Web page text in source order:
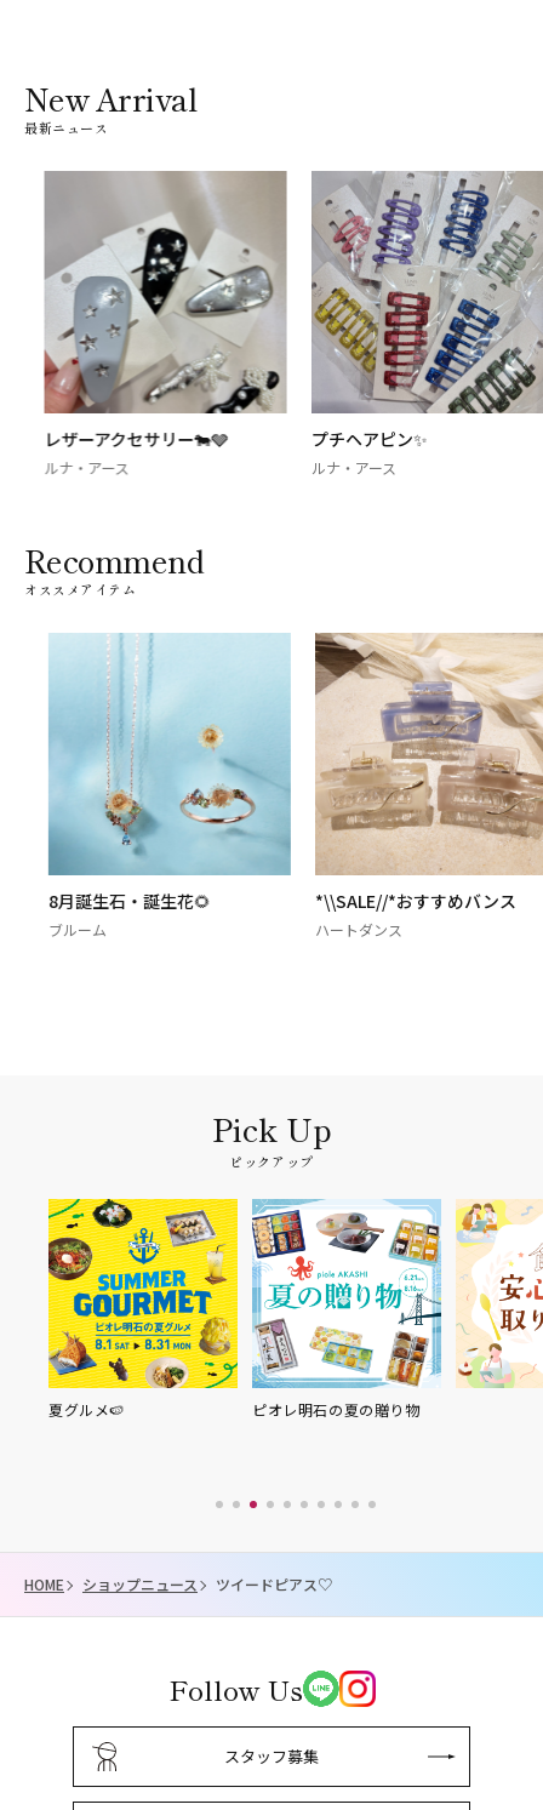
New Arrival
最新ニュース
レザーアクセサリー🐄🩶
ルナ・アース
プチヘアピン✨
ルナ・アース
Recommend
オススメアイテム
8月誕生石・誕生花🌻
ブルーム
*\\SALE//*おすすめバンス
ハートダンス
ピックアップ
ピオレ明石の夏の贈り物
HOME ショップニュース ツイードピアス♡
Follow Us
スタッフ募集